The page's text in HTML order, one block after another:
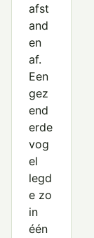
afst
and
en
af.
Een
gez
end
erde
vog
el
legd
e zo
in
één